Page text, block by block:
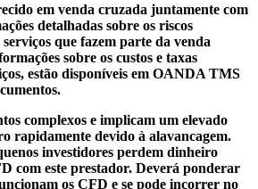
em venda cruzada juntamente com
detalhadas sobre os riscos
que fazem parte da venda
sobre os custos e taxas
estão disponíveis em OANDA TMS
complexos e implicam um elevado
rapidamente devido à alavancagem.
investidores perdem dinheiro
com este prestador. Deverá ponderar
os CFD e se pode incorrer no